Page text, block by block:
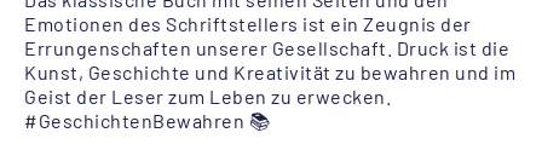
Emotionen des Schriftstellers ist ein Zeugnis der
Errungenschaften unserer Gesellschaft. Druck ist die
Kunst, Geschichte und Kreativität zu bewahren und im
Geist der Leser zum Leben zu erwecken.
#GeschichtenBewahren 📚